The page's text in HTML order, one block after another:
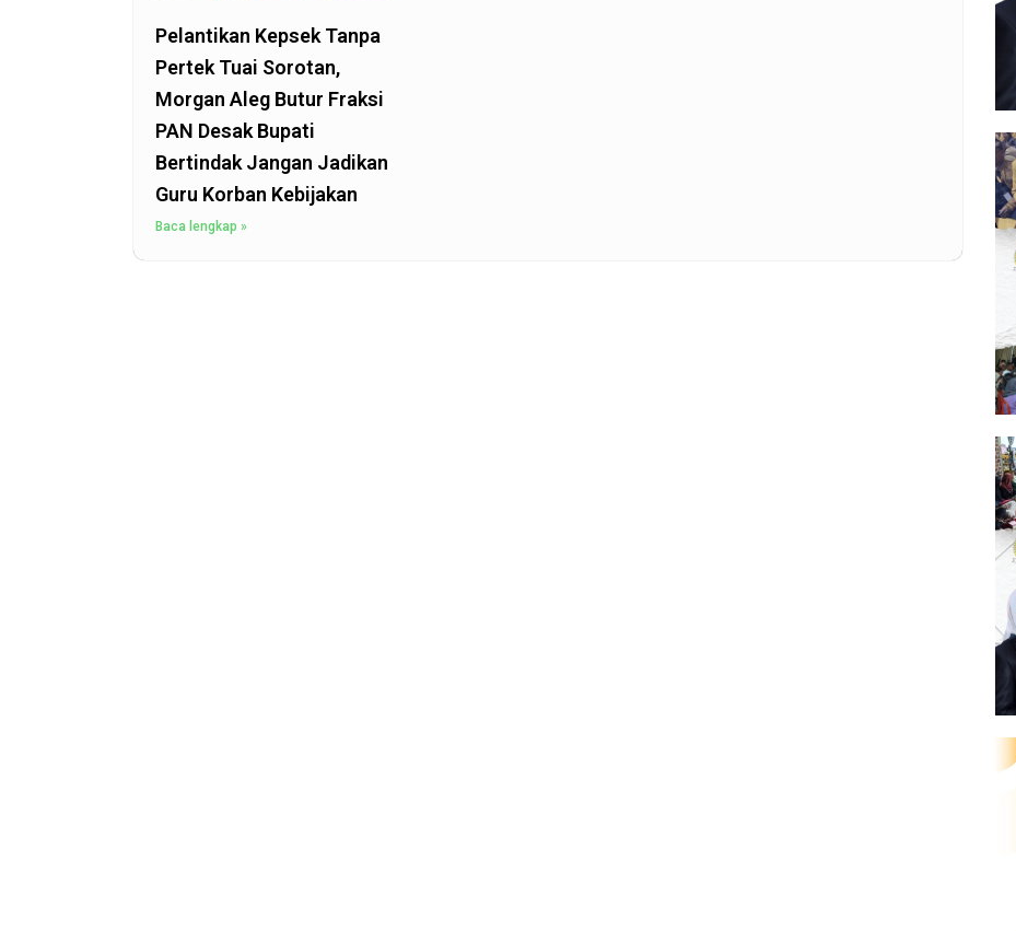
Pelantikan Kepsek Tanpa
Pertek Tuai Sorotan,
Morgan Aleg Butur Fraksi
PAN Desak Bupati
Bertindak Jangan Jadikan
Guru Korban Kebijakan
Baca lengkap »